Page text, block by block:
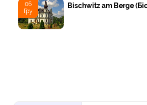
06
Гру
Bischwitz am Berge